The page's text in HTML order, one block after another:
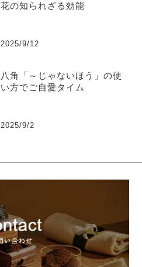
花の知られざる効能
2025/9/12
八角「～じゃないほう」の使
い方でご自愛タイム
2025/9/2